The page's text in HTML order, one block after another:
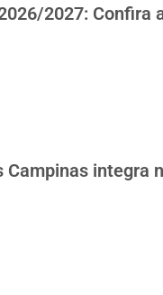
2027: Confira
integra